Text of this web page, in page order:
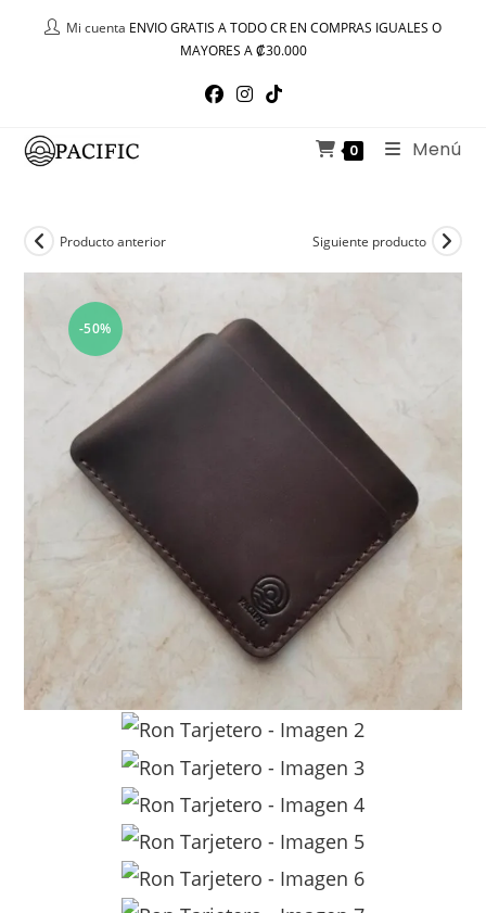
Mi cuenta ENVIO GRATIS A TODO CR EN COMPRAS IGUALES O
MAYORES A ₡30.000
0 Menú
-50%
Producto anterior Siguiente producto